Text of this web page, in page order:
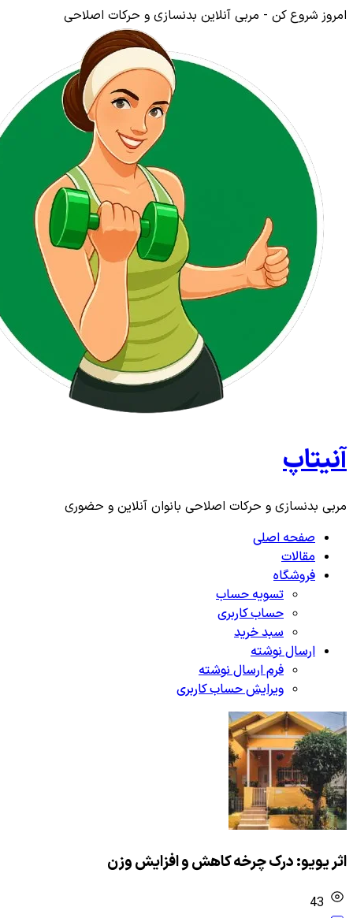
امروز شروع کن - مربی آنلاین بدنسازی و حرکات اصلاحی
آنیتاپ
مربی بدنسازی و حرکات اصلاحی بانوان آنلاین و حضوری
صفحه اصلی
مقالات
فروشگاه
تسویه حساب
حساب کاربری
سبد خرید
ارسال نوشته
فرم ارسال نوشته
ویرایش حساب کاربری
اثر یویو: درک چرخه کاهش و افزایش وزن
43